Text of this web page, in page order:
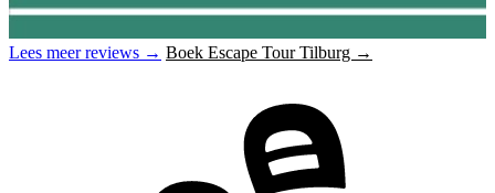
Lees meer reviews → Boek Escape Tour Tilburg →